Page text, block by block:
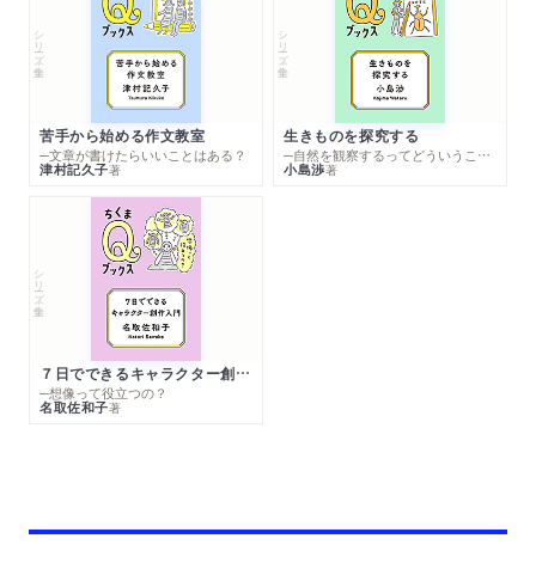
シリーズ・全集
苦手から始める作文教室
─文章が書けたらいいことはある？
津村記久子著
シリーズ・全集
生きものを探究する
─自然を観察するってどういうこと？
小島渉著
シリーズ・全集
７日でできるキャラクター創作入門
─想像って役立つの？
名取佐和子著